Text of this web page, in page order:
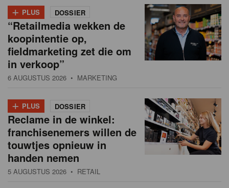
+ PLUS DOSSIER
“Retailmedia wekken de
koopintentie op,
fieldmarketing zet die om
in verkoop”
6 AUGUSTUS 2026 • MARKETING
+ PLUS DOSSIER
Reclame in de winkel:
franchisenemers willen de
touwtjes opnieuw in
handen nemen
5 AUGUSTUS 2026 • RETAIL